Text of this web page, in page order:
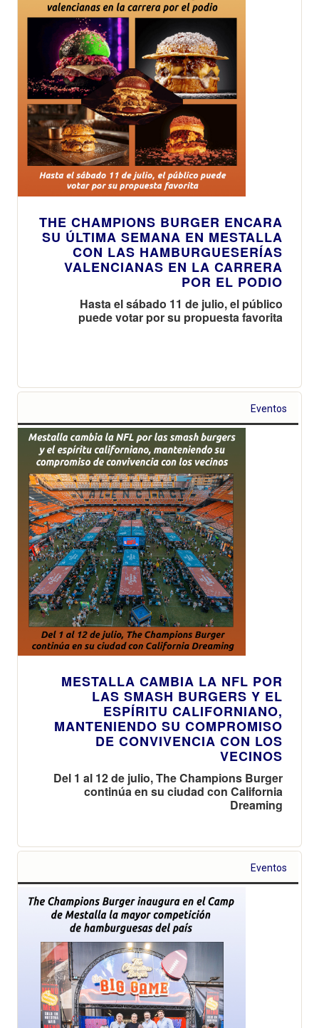
THE CHAMPIONS BURGER ENCARA
SU ÚLTIMA SEMANA EN MESTALLA
CON LAS HAMBURGUESERÍAS
VALENCIANAS EN LA CARRERA
POR EL PODIO
Hasta el sábado 11 de julio, el público
puede votar por su propuesta favorita
Eventos
MESTALLA CAMBIA LA NFL POR
LAS SMASH BURGERS Y EL
ESPÍRITU CALIFORNIANO,
MANTENIENDO SU COMPROMISO
DE CONVIVENCIA CON LOS
VECINOS
Del 1 al 12 de julio, The Champions Burger
continúa en su ciudad con California
Dreaming
Eventos